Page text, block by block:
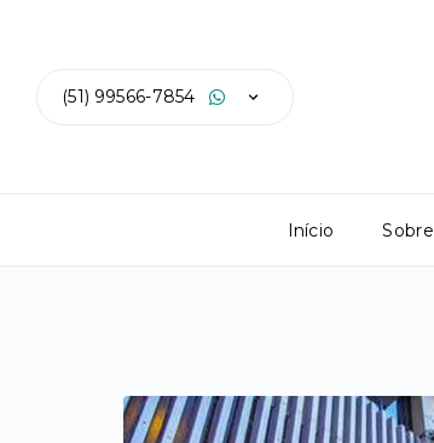
(51) 99566-7854
Início Sobre